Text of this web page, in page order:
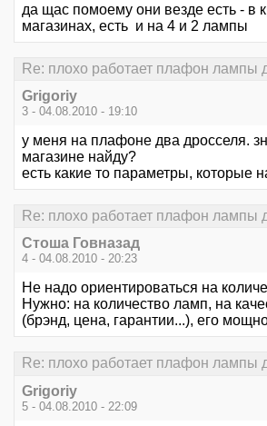
да щас помоему они везде есть - в
магазинах, есть и на 4 и 2 лампы
Re: плохо работает плафон лампы
Grigoriy
3 - 04.08.2010 - 19:10
у меня на плафоне два дросселя.
магазине найду?
есть какие то параметры, которые
Re: плохо работает плафон лампы
Стоша Говназад
4 - 04.08.2010 - 20:23
Не надо ориентироваться на
Нужно: на количество ламп, на
(брэнд, цена, гарантии...), его
Re: плохо работает плафон лампы
Grigoriy
5 - 04.08.2010 - 22:09